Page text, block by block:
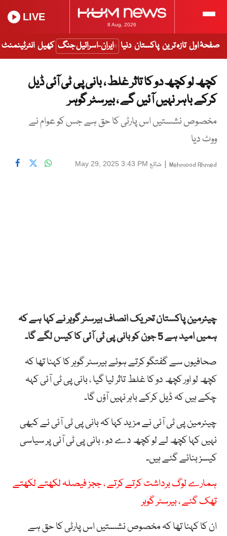
8 Aug, 2026
LIVE
صفحۂ اول تازہ ترین پاکستان دنیا ایران-اسرائیل جنگ کھیل انٹرٹینمنٹ
کچھ لو کچھ دو کا تاثر غلط ، بانی پی ٹی آئی ڈیل
کرکے باہر نہیں آئیں گے ، بیرسٹر گوہر
مخصوص نشستیں اس پارٹی کا حق ہے جس کو عوام نے
ووٹ دیا
Mehmood Ahmed
| شائع May 29, 2025 3:43 PM
چیئرمین پاکستان تحریک انصاف بیرسٹر گوہر نے کہا ہے کہ
ہمیں امید ہے 5 جون کو بانی پی ٹی آئی کا کیس لگے گا۔
صحافیوں سے گفتگو کرتے ہوئے بیرسٹر گوہر کا کہنا تھا کہ
کچھ لو اور کچھ دو کا غلط تاثر لیا گیا ، بانی پی ٹی آئی کہہ
چکے ہیں کہ ڈیل کرکے باہر نہیں آؤں گا۔
چیئرمین پی ٹی آئی نے مزید کہا کہ بانی پی ٹی آئی نے کبھی
نہیں کہا کچھ لے لو کچھ دے دو ، بانی پی ٹی آئی پر سیاسی
کیسز بنائے گئے ہیں۔
ہمارے لوگ برداشت کرتے کرتے ، ججز فیصلہ لکھتے لکھتے
تھک گئے ، بیرسٹر گوہر
ان کا کہنا تھا کہ مخصوص نشستیں اس پارٹی کا حق ہے